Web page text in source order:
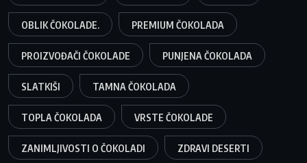
OBLIK ČOKOLADE. PREMIUM ČOKOLADA
PROIZVOĐAČI ČOKOLADE PUNJENA ČOKOLADA
SLATKIŠI TAMNA ČOKOLADA
TOPLA ČOKOLADA VRSTE ČOKOLADE
ZANIMLJIVOSTI O ČOKOLADI ZDRAVI DESERTI